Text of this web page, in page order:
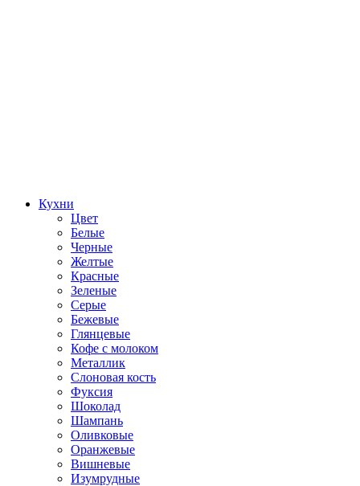
Кухни
Цвет
Белые
Черные
Желтые
Красные
Зеленые
Серые
Бежевые
Глянцевые
Кофе с молоком
Металлик
Слоновая кость
Фуксия
Шоколад
Шампань
Оливковые
Оранжевые
Вишневые
Изумрудные